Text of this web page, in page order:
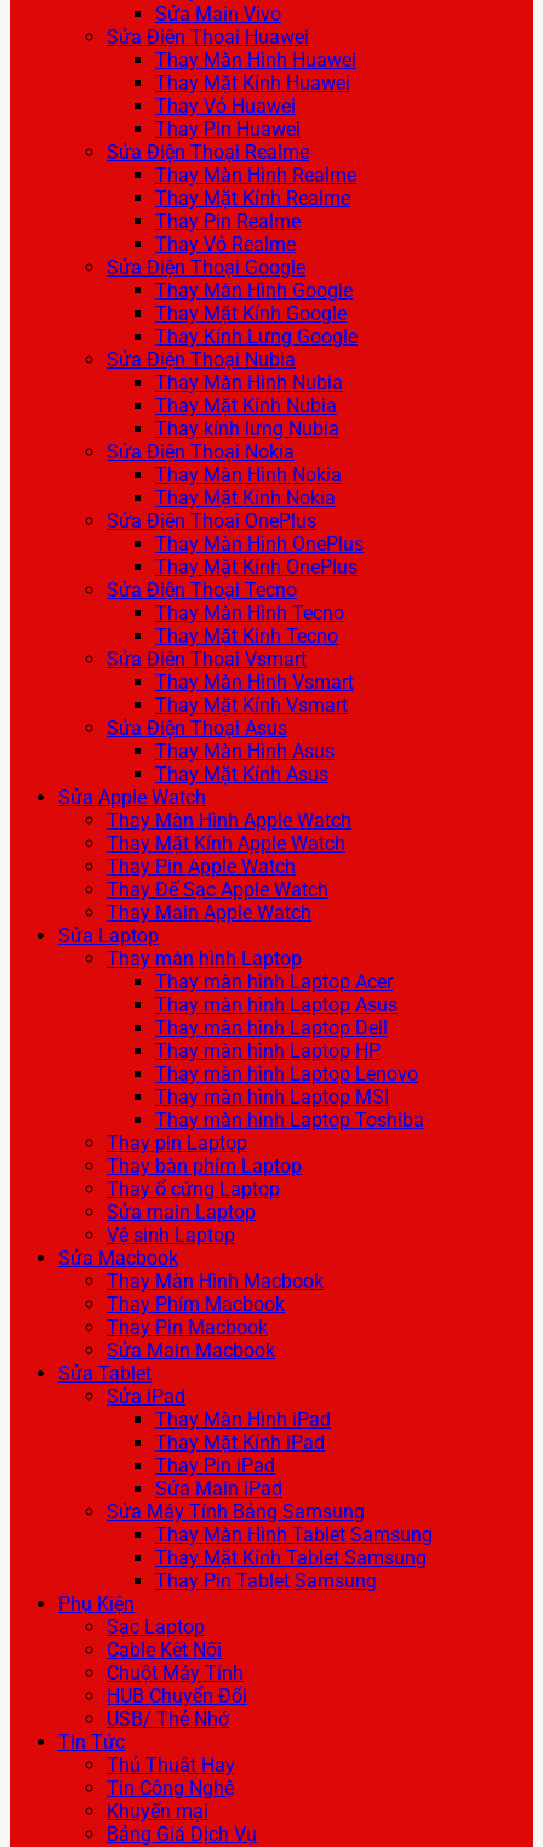
Sửa Main Vivo
Sửa Điện Thoại Huawei
Thay Màn Hình Huawei
Thay Mặt Kính Huawei
Thay Vỏ Huawei
Thay Pin Huawei
Sửa Điện Thoại Realme
Thay Màn Hình Realme
Thay Mặt Kính Realme
Thay Pin Realme
Thay Vỏ Realme
Sửa Điện Thoại Google
Thay Màn Hình Google
Thay Mặt Kính Google
Thay Kính Lưng Google
Sửa Điện Thoại Nubia
Thay Màn Hình Nubia
Thay Mặt Kính Nubia
Thay kính lưng Nubia
Sửa Điện Thoại Nokia
Thay Màn Hình Nokia
Thay Mặt Kính Nokia
Sửa Điện Thoại OnePlus
Thay Màn Hình OnePlus
Thay Mặt Kính OnePlus
Sửa Điện Thoại Tecno
Thay Màn Hình Tecno
Thay Mặt Kính Tecno
Sửa Điện Thoại Vsmart
Thay Màn Hình Vsmart
Thay Mặt Kính Vsmart
Sửa Điện Thoại Asus
Thay Màn Hình Asus
Thay Mặt Kính Asus
Sửa Apple Watch
Thay Màn Hình Apple Watch
Thay Mặt Kính Apple Watch
Thay Pin Apple Watch
Thay Đế Sạc Apple Watch
Thay Main Apple Watch
Sửa Laptop
Thay màn hình Laptop
Thay màn hình Laptop Acer
Thay màn hình Laptop Asus
Thay màn hình Laptop Dell
Thay màn hình Laptop HP
Thay màn hình Laptop Lenovo
Thay màn hình Laptop MSI
Thay màn hình Laptop Toshiba
Thay pin Laptop
Thay bàn phím Laptop
Thay ổ cứng Laptop
Sửa main Laptop
Vệ sinh Laptop
Sửa Macbook
Thay Màn Hình Macbook
Thay Phím Macbook
Thay Pin Macbook
Sửa Main Macbook
Sửa Tablet
Sửa iPad
Thay Màn Hình iPad
Thay Mặt Kính iPad
Thay Pin iPad
Sửa Main iPad
Sửa Máy Tính Bảng Samsung
Thay Màn Hình Tablet Samsung
Thay Mặt Kính Tablet Samsung
Thay Pin Tablet Samsung
Phụ Kiện
Sạc Laptop
Cable Kết Nối
Chuột Máy Tính
HUB Chuyển Đổi
USB/ Thẻ Nhớ
Tin Tức
Thủ Thuật Hay
Tin Công Nghệ
Khuyến mại
Bảng Giá Dịch Vụ